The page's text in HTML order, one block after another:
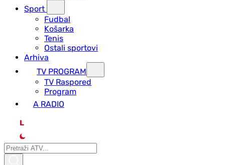
Sport
Fudbal
Košarka
Tenis
Ostali sportovi
Arhiva
TV PROGRAM
ТV Raspored
Program
A RADIO
L